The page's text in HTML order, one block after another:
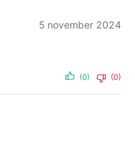
5 november 2024
(0) (0)